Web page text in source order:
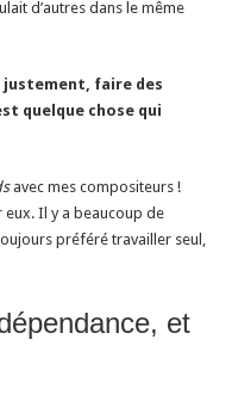
d’autres dans le même
faire des
quelque chose qui
avec mes compositeurs !
eux. Il y a beaucoup de
préféré travailler seul,
et